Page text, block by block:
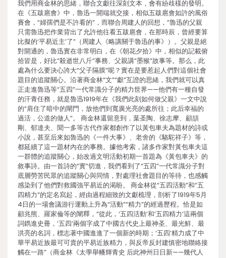
我們用商金林的思緒，聯合文獻往深刻文本，會有紛歧樣的發明。
在《五跋扈會》中，魯迅一開端就交接，相似五跋扈會如許的風俗
賽會，“婦孺們是不許看的”，而聯合周建人的回想，“魯迅的父親
只需魯迅把作業背出了允許他往看五跋扈會，在那時辰，曾經要算
比擬的‘平易近主’了”（周建人《略講關于魯迅的事》）。父親是絕
對開通的，魯迅實在非常明白，在《朝花夕拾》中，相似的記載俯
拾皆是，好比“殺逝世八斤”事務、父親講“墨猴”故事等。那么，此
處為什么要決心誇大“父子隔膜”呢？實在是要惹起人們對這個社會
題目的追蹤關心。沿著商金林“文”“獻”互證的思緒，我們就可以真
正走進魯迅等“五四”一代常識分子的精力世界——他們有一種自發
的汗青任務，就是魯迅1919年在《我們此刻如何做父親》一文中說
的“肩住了暗中的閘門，放他們到寬廣光亮的處所往；此后幸福的
過活，公道的做人”。 商金林還留意到，葉圣陶、徐志摩、顧頡
剛、郁達夫、聞一多等古代作家都創作了以黃包車夫為題材的詩或
小說，甚至后來如魯迅的《一件大事》、老舍的《駱駝祥子》等，
都延續了這一題材內在的事務。據他考索，諸多作家對黃包車夫這
一群體的追蹤關心，始改過文明活動初期一首題為《黃包車夫》的
敘事詩。由一首詩的“實”切進，我們看到了“五四”一代常識分子對
底層勞苦民眾的追蹤關心與同情，對處理社會題目的等待，也感觸
感染到了他們對救國強平易近的渴盼。 商金林從“五四活動”和“五
四精力”的定名寫起，經由過程細致的文獻梳理，剖析了1919年5月
4日的一場會議游行運動上升為“活動”“精力”的經過歷程。恰是如
顧兆熊、羅家倫等的闡釋，“從此，‘五四活動’和‘五四精力’這兩個
詞鐫進史冊，‘五四’兩個字成了中國古代史上最神圣、最光鮮、最
洪亮的名詞，標志著中國進進了一個新的時期；‘五四’精力成了中
華平易近族最可可貴的平易近族精力，與反帝反封建慎密地聯絡接
觸在一路”（商金林《太學舉幡輝青史 后此神州日日新——幾代人